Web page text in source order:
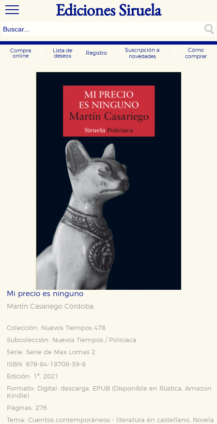
Ediciones Siruela
Compra
online
Lista de
deseos
Registro
Suscripción a
novedades
Cómo
comprar
Mi precio es ninguno
Martín Casariego Córdoba
Colección:
Nuevos Tiempos 478
Subcolección:
Nuevos Tiempos / Policiaca
Serie: Serie de Max Lomas 2
ISBN: 978-84-18708-39-8
Edición: 1ª, 2021
Formato:
Digital: descarga, EPUB (Disponible en Rústica,Amazon
Kindle )
Páginas: 276
Tema: Cuentos contemporáneos - literatura en castellano, Novela